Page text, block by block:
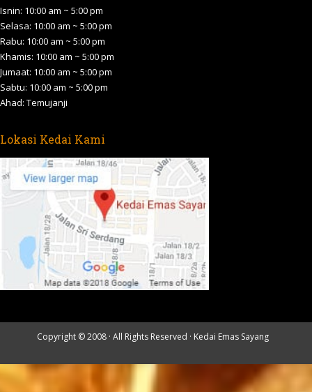
in
new
window
in
new
window
in
new
window
in
new
window
in
new
window
Isnin: 10:00 am ~ 5:00 pm
Selasa: 10:00 am ~ 5:00 pm
Rabu: 10:00 am ~ 5:00 pm
Khamis: 10:00 am ~ 5:00 pm
Jumaat: 10:00 am ~ 5:00 pm
Sabtu: 10:00 am ~ 5:00 pm
Ahad: Temujanji
Lokasi Kedai Kami
Copyright © 2008 · All Rights Reserved · Kedai Emas Sayang